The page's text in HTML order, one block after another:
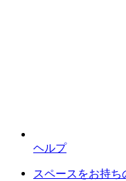
ヘルプ
スペースをお持ち